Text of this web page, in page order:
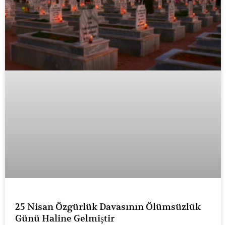
25 Nisan Özgürlük Davasının Ölümsüzlük
Günü Haline Gelmiştir